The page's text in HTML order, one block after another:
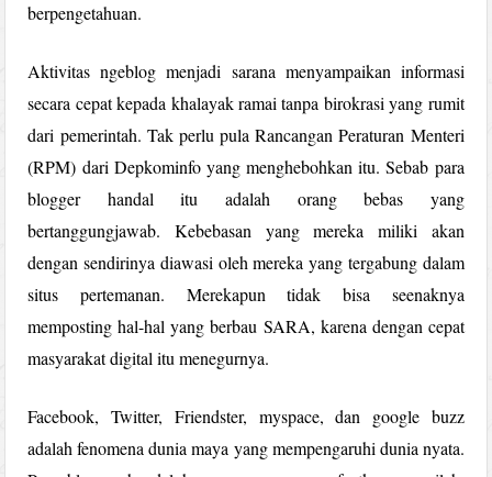
berpengetahuan.
Aktivitas ngeblog menjadi sarana menyampaikan informasi
secara cepat kepada khalayak ramai tanpa birokrasi yang rumit
dari pemerintah. Tak perlu pula Rancangan Peraturan Menteri
(RPM) dari Depkominfo yang menghebohkan itu. Sebab para
blogger handal itu adalah orang bebas yang
bertanggungjawab. Kebebasan yang mereka miliki akan
dengan sendirinya diawasi oleh mereka yang tergabung dalam
situs pertemanan. Merekapun tidak bisa seenaknya
memposting hal-hal yang berbau SARA, karena dengan cepat
masyarakat digital itu menegurnya.
Facebook, Twitter, Friendster, myspace, dan google buzz
adalah fenomena dunia maya yang mempengaruhi dunia nyata.